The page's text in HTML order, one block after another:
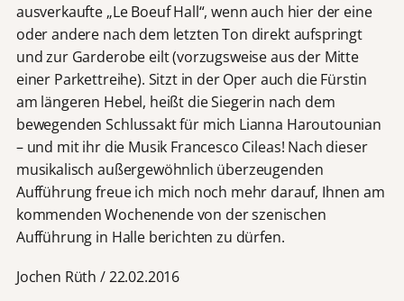
ausverkaufte „Le Boeuf Hall“, wenn auch hier der eine
oder andere nach dem letzten Ton direkt aufspringt
und zur Garderobe eilt (vorzugsweise aus der Mitte
einer Parkettreihe). Sitzt in der Oper auch die Fürstin
am längeren Hebel, heißt die Siegerin nach dem
bewegenden Schlussakt für mich Lianna Haroutounian
– und mit ihr die Musik Francesco Cileas! Nach dieser
musikalisch außergewöhnlich überzeugenden
Aufführung freue ich mich noch mehr darauf, Ihnen am
kommenden Wochenende von der szenischen
Aufführung in Halle berichten zu dürfen.
Jochen Rüth / 22.02.2016